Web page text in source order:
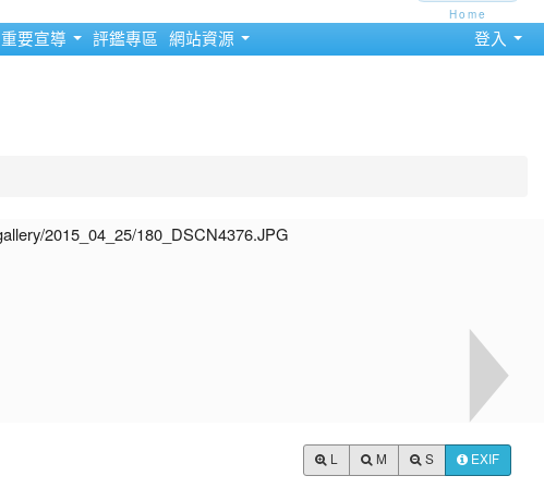
重要宣導 評鑑專區 網站資源 登入
M S EXIF
Home